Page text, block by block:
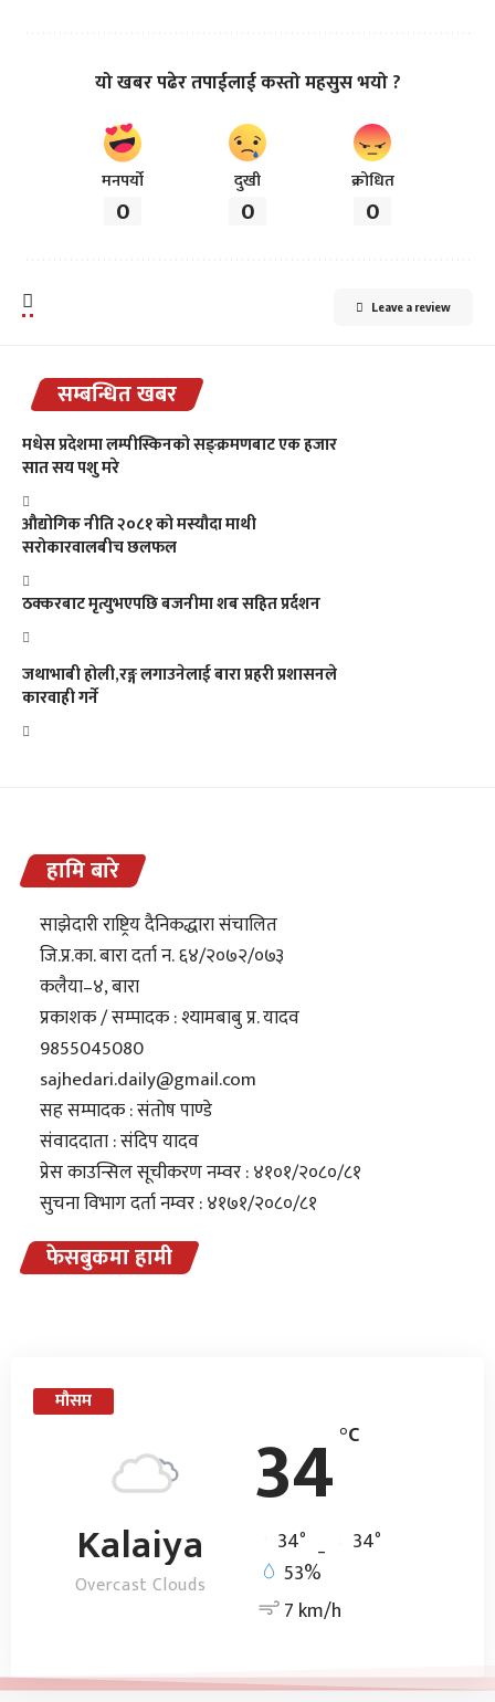
यो खबर पढेर तपाईलाई कस्तो महसुस भयो ?
मनपर्यो
0
दुखी
0
क्रोधित
0
Leave a review
सम्बन्धित खबर
मधेस प्रदेशमा लम्पीस्किनको सङ्क्रमणबाट एक हजार
सात सय पशु मरे
औद्योगिक नीति २०८१ को मस्यौदा माथी
सरोकारवालबीच छलफल
ठक्करबाट मृत्युभएपछि बजनीमा शब सहित प्रर्दशन
जथाभाबी होली,रङ्ग लगाउनेलाई बारा प्रहरी प्रशासनले
कारवाही गर्ने
हामि बारे
साझेदारी राष्ट्रिय दैनिकद्धारा संचालित
जि.प्र.का. बारा दर्ता न. ६४/२०७२/०७३
कलैया–४, बारा
प्रकाशक / सम्पादक : श्यामबाबु प्र. यादव
9855045080
sajhedari.daily@gmail.com
सह सम्पादक : संतोष पाण्डे
संवाददाता : संदिप यादव
प्रेस काउन्सिल सूचीकरण नम्वर : ४१०१/२०८०/८१
सुचना विभाग दर्ता नम्वर : ४१७१/२०८०/८१
फेसबुकमा हामी
मौसम
34 °C
Kalaiya
Overcast Clouds
34° 34°
53%
7 km/h